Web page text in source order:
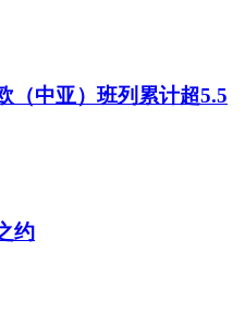
（中亚）班列累计超5.5
约